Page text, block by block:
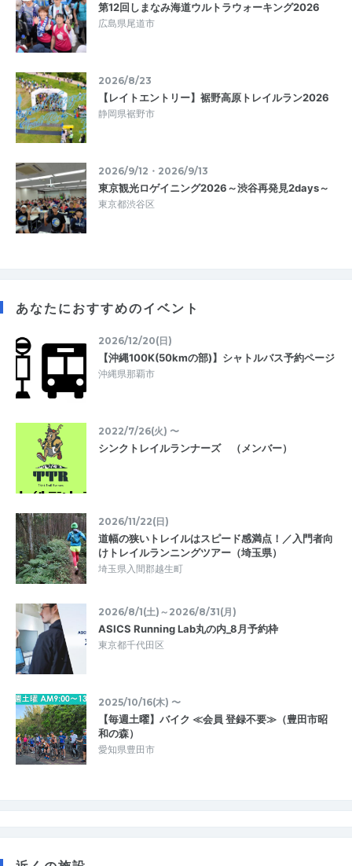
第12回しまなみ海道ウルトラウォーキング2026
広島県尾道市
2026/8/23
【レイトエントリー】裾野高原トレイルラン2026
静岡県裾野市
2026/9/12・2026/9/13
東京観光ロゲイニング2026～渋谷再発見2days～
東京都渋谷区
あなたにおすすめのイベント
2026/12/20(日)
【沖縄100K(50kmの部)】シャトルバス予約ページ
沖縄県那覇市
2022/7/26(火) 〜
シンクトレイルランナーズ （メンバー）
2026/11/22(日)
道幅の狭いトレイルはスピード感満点！／入門者向
けトレイルランニングツアー（埼玉県）
埼玉県入間郡越生町
2026/8/1(土)～2026/8/31(月)
ASICS Running Lab丸の内_8月予約枠
東京都千代田区
2025/10/16(木) 〜
【毎週土曜】バイク ≪会員 登録不要≫（豊田市昭
和の森）
愛知県豊田市